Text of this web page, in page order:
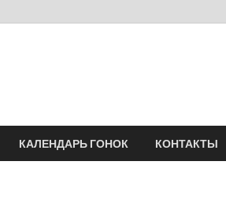
КАЛЕНДАРЬ ГОНОК КОНТАКТЫ